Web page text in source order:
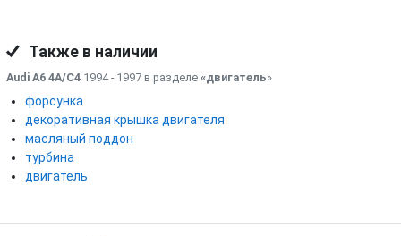
Также в наличии
Audi A6 4A/C4 1994 - 1997 в разделе «двигатель»
форсунка
декоративная крышка двигателя
масляный поддон
турбина
двигатель